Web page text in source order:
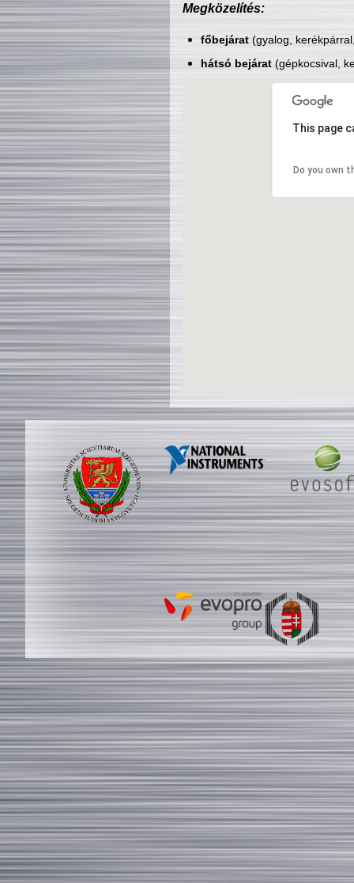
Megközelítés:
főbejárat(gyalog,
hátsó bejárat(gépkocsival,
This page
Do you own